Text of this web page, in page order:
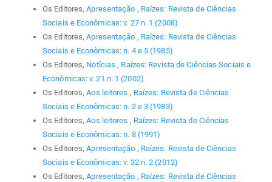
Os Editores,Apresentação , Raízes: Revista de Ciências
Sociais e Econômicas: v. 27 n. 1 (2008)
Os Editores,Apresentação , Raízes: Revista de Ciências
Sociais e Econômicas: n. 4 e 5 (1985)
Os Editores, Notícias , Raízes: Revista de Ciências Sociais e
Econômicas: v. 21 n. 1 (2002)
Os Editores,Aos leitores , Raízes: Revista de Ciências
Sociais e Econômicas: n. 2 e 3 (1983)
Os Editores,Aos leitores , Raízes: Revista de Ciências
Sociais e Econômicas: n. 8 (1991)
Os Editores,Apresentação , Raízes: Revista de Ciências
Sociais e Econômicas: v. 32 n. 2 (2012)
Os Editores,Apresentação , Raízes: Revista de Ciências